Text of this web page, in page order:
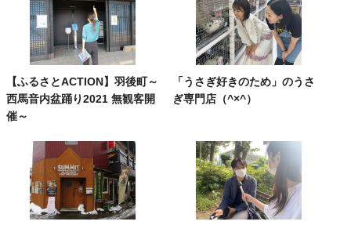
【ふるさとACTION】羽後町～
西馬音内盆踊り2021 無観客開
催～
「うさぎ好きのため」のうさ
ぎ専門店（^×^）